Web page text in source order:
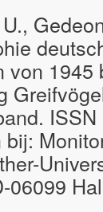
von
bij:
06099